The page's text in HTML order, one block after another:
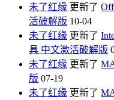
未了红缘 更新了
活破解版 10-04
未了红缘 更新了
具 中文激活破解版
未了红缘 更新了
版 07-19
未了红缘 更新了